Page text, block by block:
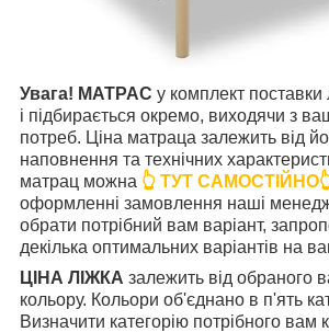
Увага! МАТРАС у комплект поставки
і підбирається окремо, виходячи з
потреб. Ціна матраца залежить від
наповнення та технічних
матрац можна 👆 ТУТ
оформленні замовлення наші
обрати потрібний вам варіант,
декілька оптимальних варіантів на
ЦІНА ЛІЖКА залежить від обраного
кольору. Кольори об'єднано в п'ять
Визначити категорію потрібного вам